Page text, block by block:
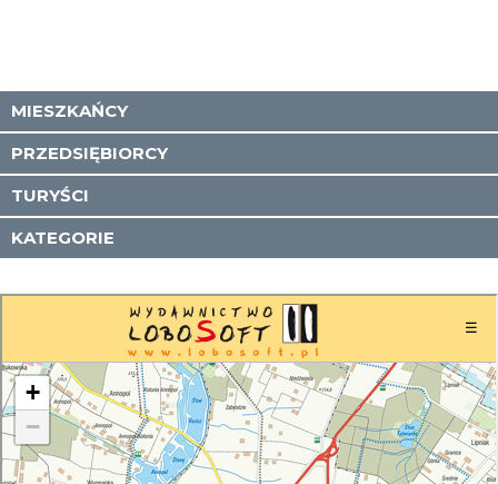
MIESZKAŃCY
PRZEDSIĘBIORCY
TURYŚCI
KATEGORIE